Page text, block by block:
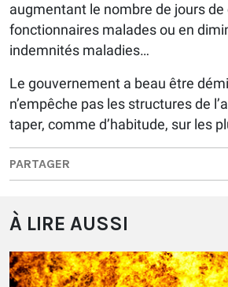
augmentant le nombre de jours
fonctionnaires malades ou en
indemnités maladies…
Le gouvernement a beau être
n’empêche pas les structures de
taper, comme d’habitude, sur les
PARTAGER
À LIRE AUSSI